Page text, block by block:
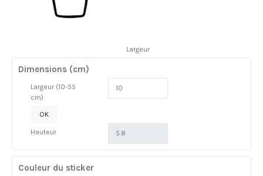
Largeur
Dimensions (cm)
Largeur (10-55
cm)
OK
Hauteur
Couleur du sticker